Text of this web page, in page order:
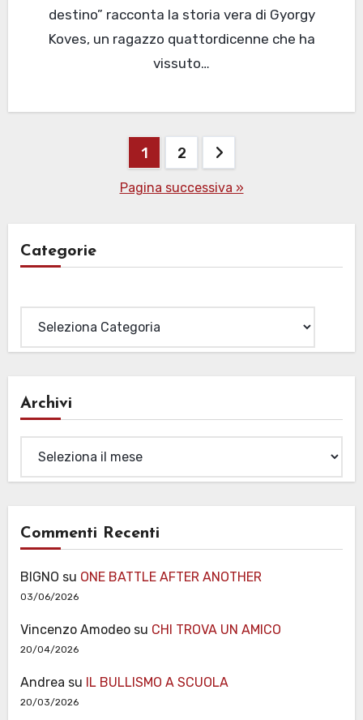
destino” racconta la storia vera di Gyorgy
Koves, un ragazzo quattordicenne che ha
vissuto…
Paginazione
1 2
Pagina successiva »
Categorie
Archivi
Commenti Recenti
BIGNO su ONE BATTLE AFTER ANOTHER
03/06/2026
Vincenzo Amodeosu CHI TROVA UN AMICO
20/04/2026
Andrea su IL BULLISMO A SCUOLA
20/03/2026